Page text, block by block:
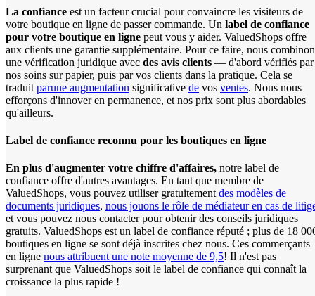
La confiance est un facteur crucial pour convaincre les visiteurs de
votre boutique en ligne de passer commande. Un label de confiance
pour votre boutique en ligne peut vous y aider. ValuedShops offre
aux clients une garantie supplémentaire. Pour ce faire, nous
une vérification juridique avec des avis clients — d'abord vérifiés par
nos soins sur papier, puis par vos clients dans la pratique. Cela se
traduit parune augmentation significative de vos ventes. Nous nous
efforçons d'innover en permanence, et nos prix sont plus abordables
qu'ailleurs.
Label de confiance reconnu pour les boutiques en ligne
En plus d'augmenter votre chiffre d'affaires, notre label de
confiance offre d'autres avantages. En tant que membre de
ValuedShops, vous pouvez utiliser gratuitement des modèles de
documents juridiques, nous jouons le rôle de médiateur en cas de
et vous pouvez nous contacter pour obtenir des conseils juridiques
gratuits. ValuedShops est un label de confiance réputé ; plus de 18
boutiques en ligne se sont déjà inscrites chez nous. Ces commerçants
en ligne nous attribuent une note moyenne de 9,5! Il n'est pas
surprenant que ValuedShops soit le label de confiance qui connaît la
croissance la plus rapide !